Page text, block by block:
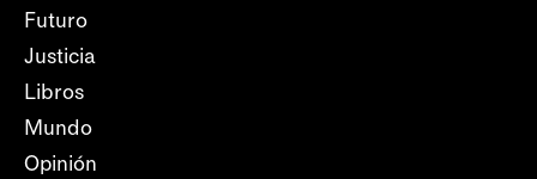
Futuro
Justicia
Libros
Mundo
Opinión